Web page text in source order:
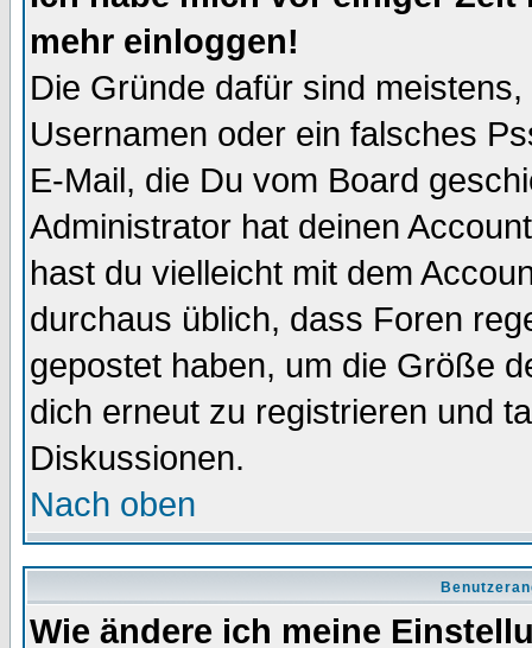
mehr einloggen!
Die Gründe dafür sind
Usernamen oder ein falsches
E-Mail, die Du vom Board
Administrator hat deinen
hast du vielleicht mit dem
durchaus üblich, dass Foren
gepostet haben, um die Größe
dich erneut zu registrieren und
Diskussionen.
Nach oben
Wie ändere ich meine